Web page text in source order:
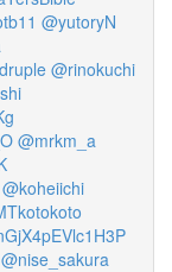
@yutoryN
@rinokuchi
@mrkm_a
@koheiichi
@nise_sakura